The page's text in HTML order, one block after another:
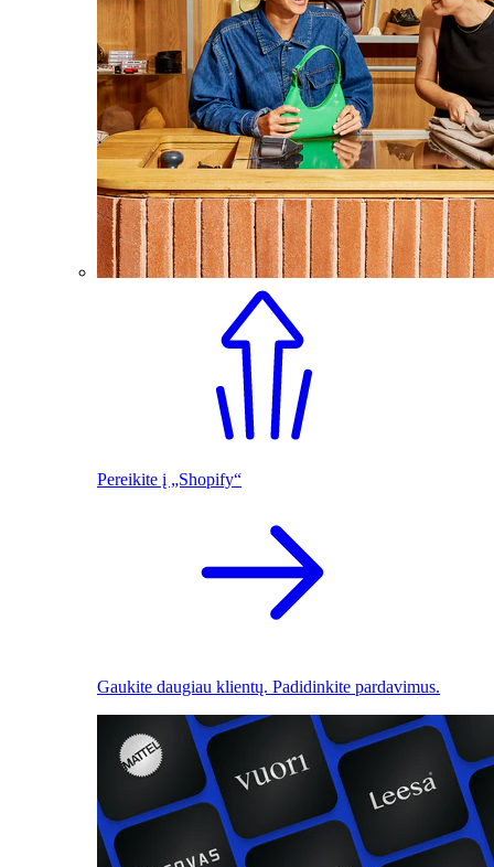
Pereikite į „Shopify“
Gaukite daugiau klientų. Padidinkite pardavimus.